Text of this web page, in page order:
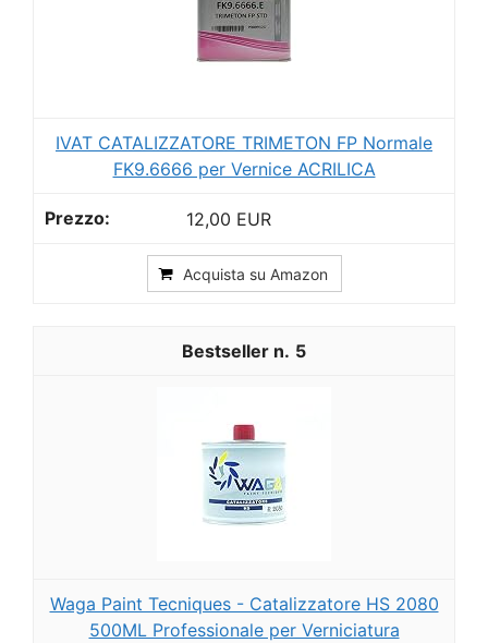
IVAT CATALIZZATORE TRIMETON FP Normale
FK9.6666 per Vernice ACRILICA
12,00 EUR
Acquista su Amazon
5
Waga Paint Tecniques - Catalizzatore HS 2080
500ML Professionale per Verniciatura